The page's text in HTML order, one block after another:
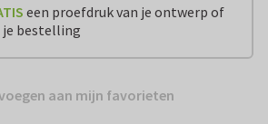
een proefdruk van je ontwerp of
bestelling
aan mijn favorieten